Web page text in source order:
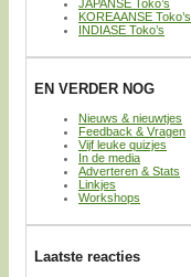
JAPANSE Toko’s
KOREAANSE Toko’s
INDIASE Toko’s
EN VERDER NOG
Nieuws & nieuwtjes
Feedback & Vragen
Vijf leuke quizjes
In de media
Adverteren & Stats
Linkjes
Workshops
Laatste reacties